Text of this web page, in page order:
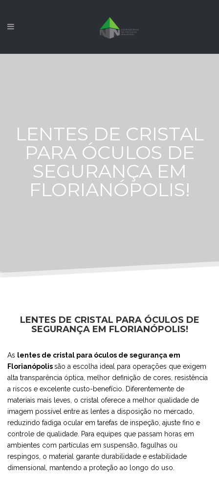
LENTES DE CRISTAL
PARA ÓCULOS DE
SEGURANÇA EM
FLORIANÓPOLIS!
LENTES DE CRISTAL PARA ÓCULOS DE
SEGURANÇA EM FLORIANÓPOLIS!
As lentes de cristal para óculos de segurança em
Florianópolissão a escolha ideal para operações que exigem
alta transparência óptica, melhor definição de cores, resistência
a riscos e excelente custo-benefício. Diferentemente de
materiais mais leves, o cristal oferece a melhor qualidade de
imagem possível entre as lentes a disposição no mercado,
reduzindo fadiga ocular em tarefas de inspeção, ajuste fino e
controle de qualidade. Para equipes que passam horas em
ambientes com partículas em suspensão, fagulhas ou
respingos, o material garante durabilidade e estabilidade
dimensional, mantendo a proteção ao longo do uso.